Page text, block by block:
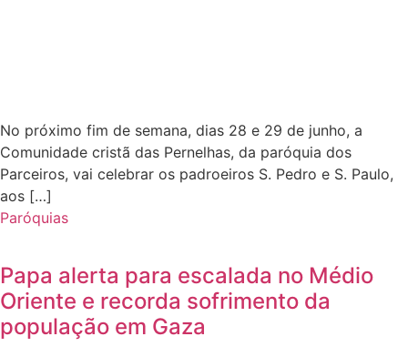
No próximo fim de semana, dias 28 e 29 de junho, a
Comunidade cristã das Pernelhas, da paróquia dos
Parceiros, vai celebrar os padroeiros S. Pedro e S. Paulo,
aos […]
Paróquias
Papa alerta para escalada no Médio
Oriente e recorda sofrimento da
população em Gaza